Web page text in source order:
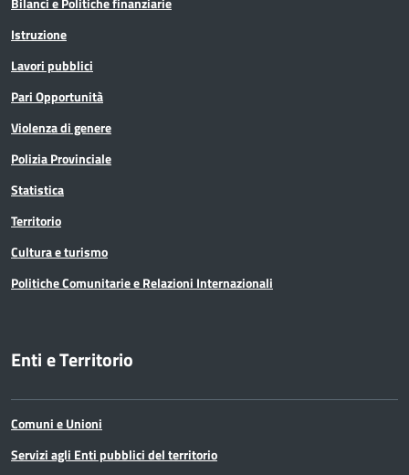
Istruzione
Lavori pubblici
Pari Opportunità
Violenza di genere
Polizia Provinciale
Statistica
Territorio
Cultura e turismo
Politiche Comunitarie e Relazioni Internazionali
Enti e Territorio
Comuni e Unioni
Servizi agli Enti pubblici del territorio